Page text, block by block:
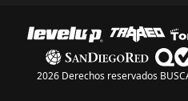
2026 Derechos reservados